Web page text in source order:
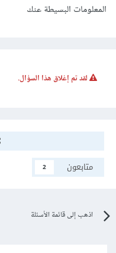
المعلومات البسيطة عنك
لقد تم إغلاق هذا السؤال.
متابعون
2
اذهب إلى قائمة الأسئلة